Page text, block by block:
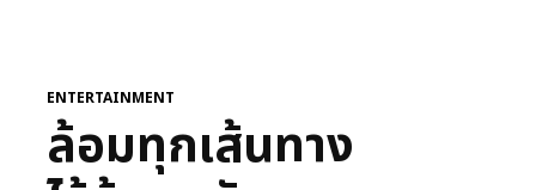
ENTERTAINMENT
ล้อมทุกเส้นทาง